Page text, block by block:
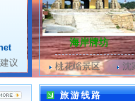
海岸牌坊
桃花峪景区 沈
旅游线路